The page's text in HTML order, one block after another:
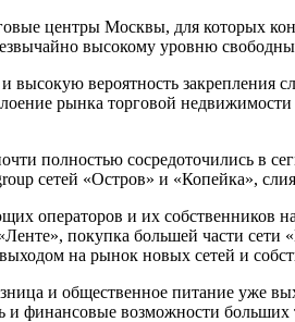
центры Москвы, для которых
высокому уровню
вероятность закрепления
рынка торговой
полностью сосредоточились в
сетей «Остров» и «Копейка»,
операторов и их собственников
покупка большей части
на рынок новых сетей и
и общественное питание уже
и финансовые возможности